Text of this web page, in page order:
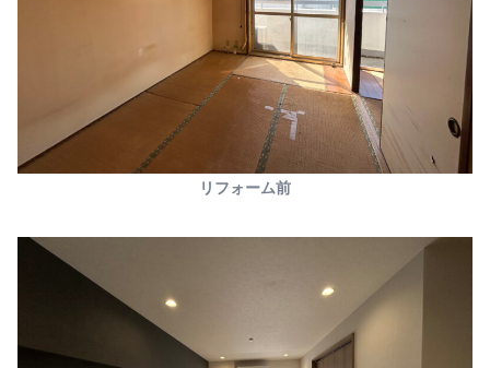
リフォーム前